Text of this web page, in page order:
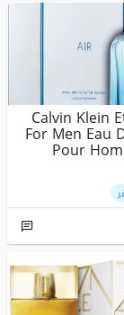
Calvin Klein
For Men Eau
Pour